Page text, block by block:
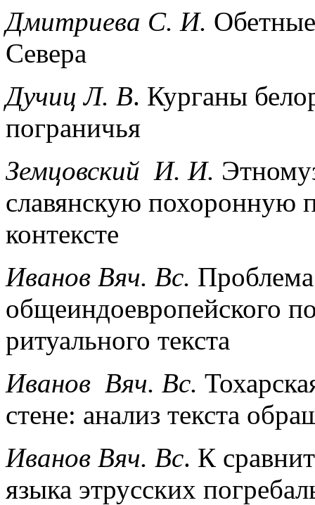
Дмитриева С. И.
Севера
Дучиц Л. В. Курганы
пограничья
Земцовский И. И.
славянскую похоронную
контексте
Иванов Вяч. Вс.
общеиндоевропейского
ритуального текста
Иванов Вяч. Вс.
стене: анализ текста
Иванов Вяч. Вс. К
языка этрусских